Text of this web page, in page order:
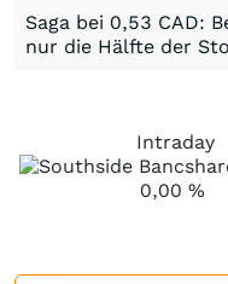
Saga bei 0,53 CAD:
nur die Hälfte der
Intraday
0,00 %